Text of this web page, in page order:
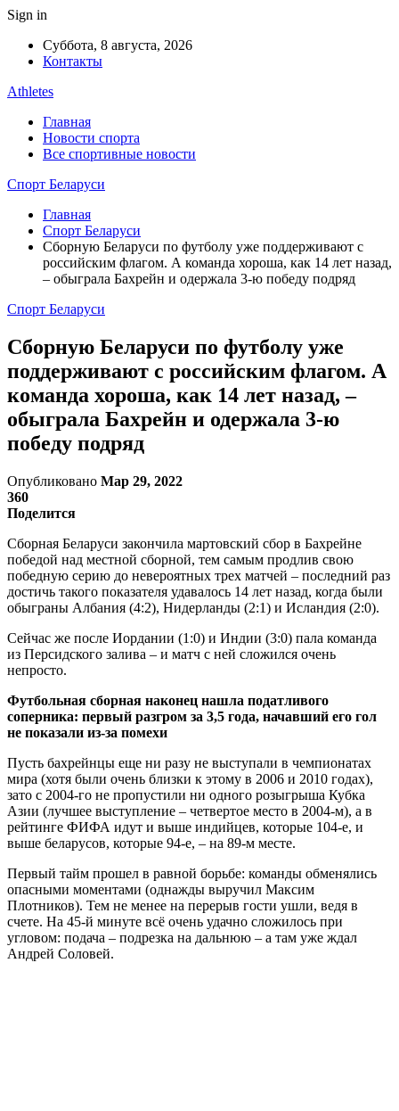
Sign in
Суббота, 8 августа, 2026
Контакты
Athletes
Главная
Новости спорта
Все спортивные новости
Спорт Беларуси
Главная
Спорт Беларуси
Сборную Беларуси по футболу уже поддерживают с
российским флагом. А команда хороша, как 14 лет назад,
– обыграла Бахрейн и одержала 3-ю победу подряд
Спорт Беларуси
Сборную Беларуси по футболу уже
поддерживают с российским флагом. А
команда хороша, как 14 лет назад, –
обыграла Бахрейн и одержала 3-ю
победу подряд
Опубликовано Мар 29, 2022
360
Поделится
Сборная Беларуси закончила мартовский сбор в Бахрейне
победой над местной сборной, тем самым продлив свою
победную серию до невероятных трех матчей – последний раз
достичь такого показателя удавалось 14 лет назад, когда были
обыграны Албания (4:2), Нидерланды (2:1) и Исландия (2:0).
Сейчас же после Иордании (1:0) и Индии (3:0) пала команда
из Персидского залива – и матч с ней сложился очень
непросто.
Футбольная сборная наконец нашла податливого
соперника: первый разгром за 3,5 года, начавший его гол
не показали из-за помехи
Пусть бахрейнцы еще ни разу не выступали в чемпионатах
мира (хотя были очень близки к этому в 2006 и 2010 годах),
зато с 2004-го не пропустили ни одного розыгрыша Кубка
Азии (лучшее выступление – четвертое место в 2004-м), а в
рейтинге ФИФА идут и выше индийцев, которые 104-е, и
выше беларусов, которые 94-е, – на 89-м месте.
Первый тайм прошел в равной борьбе: команды обменялись
опасными моментами (однажды выручил Максим
Плотников). Тем не менее на перерыв гости ушли, ведя в
счете. На 45-й минуте всё очень удачно сложилось при
угловом: подача – подрезка на дальнюю – а там уже ждал
Андрей Соловей.